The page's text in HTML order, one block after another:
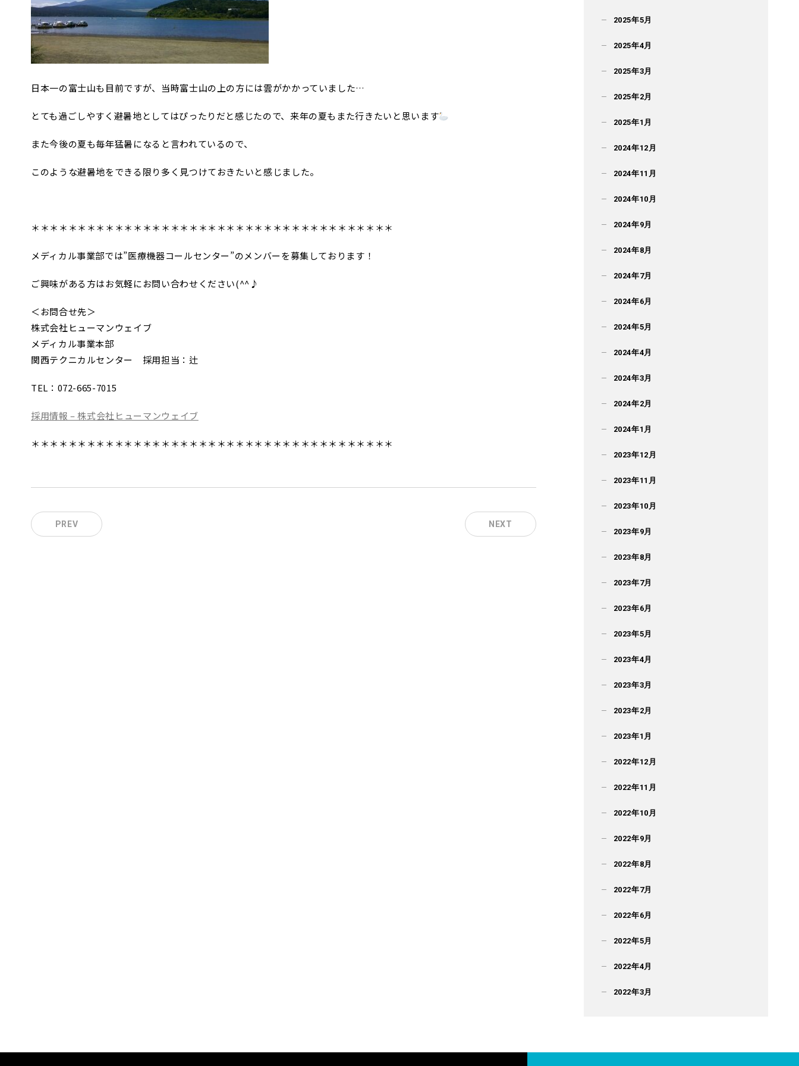
日本一の富士山も目前ですが、当時富士山の上の方には雲がかかっていました…
とても過ごしやすく避暑地としてはぴったりだと感じたので、来年の夏もまた行きたいと思います
また今後の夏も毎年猛暑になると言われているので、
このような避暑地をできる限り多く見つけておきたいと感じました。
＊＊＊＊＊＊＊＊＊＊＊＊＊＊＊＊＊＊＊＊＊＊＊＊＊＊＊＊＊＊＊＊＊＊＊＊＊＊＊
メディカル事業部では”医療機器コールセンター”のメンバーを募集しております！
ご興味がある方はお気軽にお問い合わせください(^^♪
＜お問合せ先＞
株式会社ヒューマンウェイブ
メディカル事業本部
関西テクニカルセンター 採用担当：辻
TEL：072-665-7015
採用情報 – 株式会社ヒューマンウェイブ
＊＊＊＊＊＊＊＊＊＊＊＊＊＊＊＊＊＊＊＊＊＊＊＊＊＊＊＊＊＊＊＊＊＊＊＊＊＊＊
PREV NEXT
2025年5月
2025年4月
2025年3月
2025年2月
2025年1月
2024年12月
2024年11月
2024年10月
2024年9月
2024年8月
2024年7月
2024年6月
2024年5月
2024年4月
2024年3月
2024年2月
2024年1月
2023年12月
2023年11月
2023年10月
2023年9月
2023年8月
2023年7月
2023年6月
2023年5月
2023年4月
2023年3月
2023年2月
2023年1月
2022年12月
2022年11月
2022年10月
2022年9月
2022年8月
2022年7月
2022年6月
2022年5月
2022年4月
2022年3月